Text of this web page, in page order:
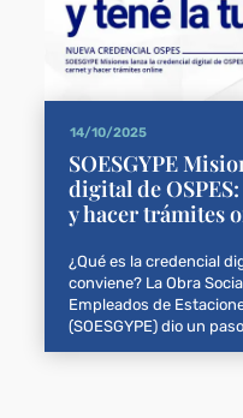
14/10/2025
SOESGYPE
digital de
y hacer trámites
¿Qué es la credencial
conviene? La Obra
Empleados de
(SOESGYPE) dio un